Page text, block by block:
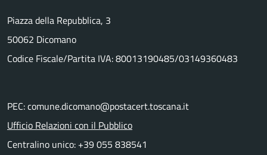
Piazza della Repubblica, 3
50062 Dicomano
Codice Fiscale/Partita IVA: 80013190485/03149360483
PEC: comune.dicomano@postacert.toscana.it
Ufficio Relazioni con il Pubblico
Centralino unico: +39 055 838541